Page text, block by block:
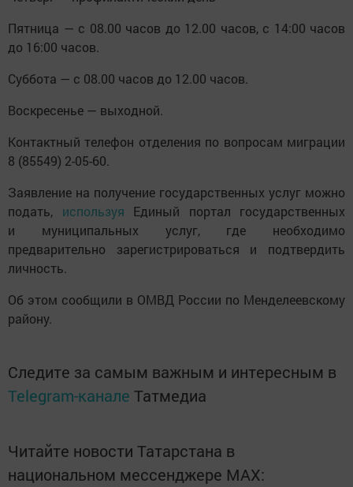
Пятница — с 08.00 часов до 12.00 часов, с 14:00 часов
до 16:00 часов.
Суббота — с 08.00 часов до 12.00 часов.
Воскресенье — выходной.
Контактный телефон отделения по вопросам миграции
8 (85549) 2-05-60.
Заявление на получение государственных услуг можно
подать, используя Единый портал государственных
и муниципальных услуг, где необходимо
предварительно зарегистрироваться и подтвердить
личность.
Об этом сообщили в ОМВД России по Менделеевскому
району.
Следите за самым важным и интересным в
Telegram-канале Татмедиа
Читайте новости Татарстана в
национальном мессенджере MАХ: